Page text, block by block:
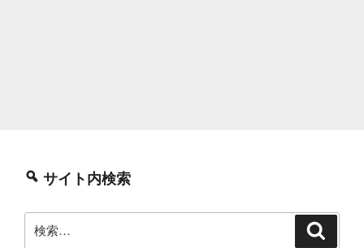
サイト内検索
索: